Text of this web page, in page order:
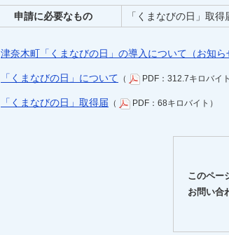
申請に必要なもの 「くまなびの日」取得
津奈木町「くまなびの日」の導入について（お知ら
「くまなびの日」について （ PDF：312.7キロバイト
「くまなびの日」取得届 （ PDF：68キロバイト）
このペー
お問い合